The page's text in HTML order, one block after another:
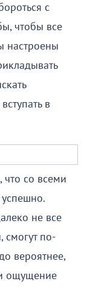
с
чтобы все
настроены
в
что со всеми
не все
по-
вероятнее,
и ощущение